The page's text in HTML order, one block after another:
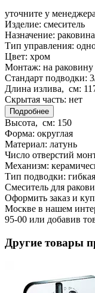
уточните у менеджера
Изделие: смеситель
Назначение: раковина
Тип управления:
Цвет: хром
Монтаж: на раковину
Стандарт подводки:
Длина излива, см:
Скрытая часть: нет
Подробнее
Высота, см: 150
Форма: округлая
Материал: латунь
Число отверстий
Механизм:
Тип подводки: гибкая
Смеситель для
Оформить заказ и
Москве в нашем
95-00 или добавив
Другие товары